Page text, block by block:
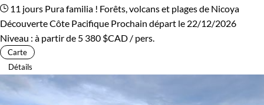
11 jours Pura familia ! Forêts, volcans et plages de Nicoya
Découverte Côte Pacifique Prochain départ le 22/12/2026
Niveau : à partir de 5 380 $CAD / pers.
Carte
Détails